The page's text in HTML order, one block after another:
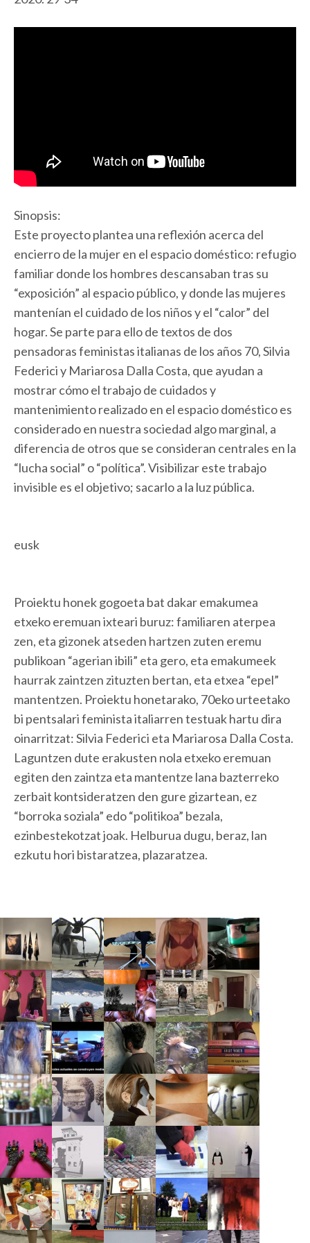
Sinopsis:
Este proyecto plantea una reflexión acerca del
encierro de la mujer en el espacio doméstico: refugio
familiar donde los hombres descansaban tras su
“exposición” al espacio público, y donde las mujeres
mantenían el cuidado de los niños y el “calor” del
hogar. Se parte para ello de textos de dos
pensadoras feministas italianas de los años 70, Silvia
Federici y Mariarosa Dalla Costa, que ayudan a
mostrar cómo el trabajo de cuidados y
mantenimiento realizado en el espacio doméstico es
considerado en nuestra sociedad algo marginal, a
diferencia de otros que se consideran centrales en la
“lucha social” o “política”. Visibilizar este trabajo
invisible es el objetivo; sacarlo a la luz pública.
eusk
Proiektu honek gogoeta bat dakar emakumea
etxeko eremuan ixteari buruz: familiaren aterpea
zen, eta gizonek atseden hartzen zuten eremu
publikoan “agerian ibili” eta gero, eta emakumeek
haurrak zaintzen zituzten bertan, eta etxea “epel”
mantentzen. Proiektu honetarako, 70eko urteetako
bi pentsalari feminista italiarren testuak hartu dira
oinarritzat: Silvia Federici eta Mariarosa Dalla Costa.
Laguntzen dute erakusten nola etxeko eremuan
egiten den zaintza eta mantentze lana bazterreko
zerbait kontsideratzen den gure gizartean, ez
“borroka soziala” edo “politikoa” bezala,
ezinbestekotzat joak. Helburua dugu, beraz, lan
ezkutu hori bistaratzea, plazaratzea.